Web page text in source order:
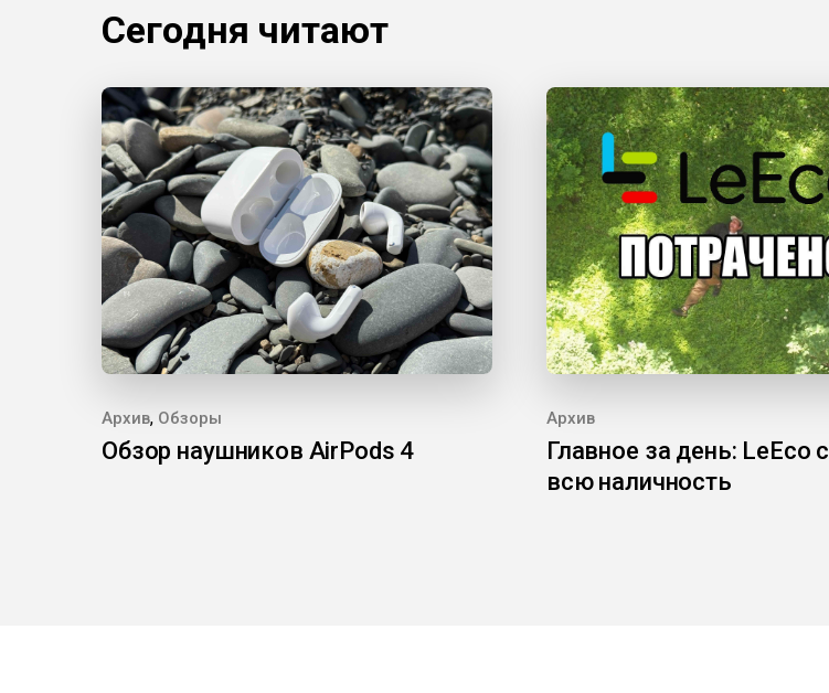
Сегодня читают
Архив, Обзоры
Обзор наушников AirPods 4
Архив
Главное за день: LeEco
всю наличность